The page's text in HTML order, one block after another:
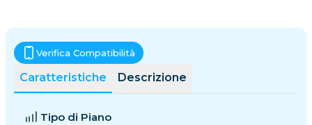
Caratteristiche Descrizione
Verifica Compatibilità
Tipo di Piano